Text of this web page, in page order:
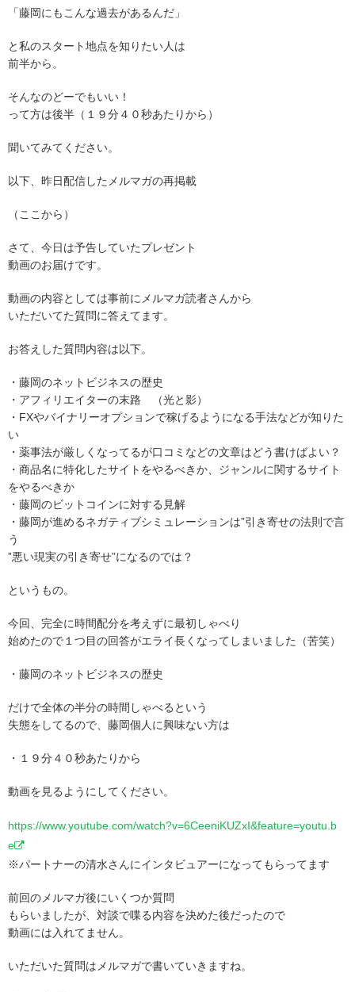
「藤岡にもこんな過去があるんだ」
と私のスタート地点を知りたい人は
前半から。
そんなのどーでもいい！
って方は後半（１９分４０秒あたりから）
聞いてみてください。
以下、昨日配信したメルマガの再掲載
（ここから）
さて、今日は予告していたプレゼント
動画のお届けです。
動画の内容としては事前にメルマガ読者さんから
いただいてた質問に答えてます。
お答えした質問内容は以下。
・藤岡のネットビジネスの歴史
・アフィリエイターの末路 （光と影）
・FXやバイナリーオプションで稼げるようになる手法などが知りた
い
・薬事法が厳しくなってるが口コミなどの文章はどう書けばよい？
・商品名に特化したサイトをやるべきか、ジャンルに関するサイト
をやるべきか
・藤岡のビットコインに対する見解
・藤岡が進めるネガティブシミュレーションは”引き寄せの法則で言
う
”悪い現実の引き寄せ”になるのでは？
というもの。
今回、完全に時間配分を考えずに最初しゃべり
始めたので１つ目の回答がエライ長くなってしまいました（苦笑）
・藤岡のネットビジネスの歴史
だけで全体の半分の時間しゃべるという
失態をしてるので、藤岡個人に興味ない方は
・１９分４０秒あたりから
動画を見るようにしてください。
https://www.youtube.com/watch?v=6CeeniKUZxI&feature=youtu.b
e
※パートナーの清水さんにインタビュアーになってもらってます
前回のメルマガ後にいくつか質問
もらいましたが、対談で喋る内容を決めた後だったので
動画には入れてません。
いただいた質問はメルマガで書いていきますね。